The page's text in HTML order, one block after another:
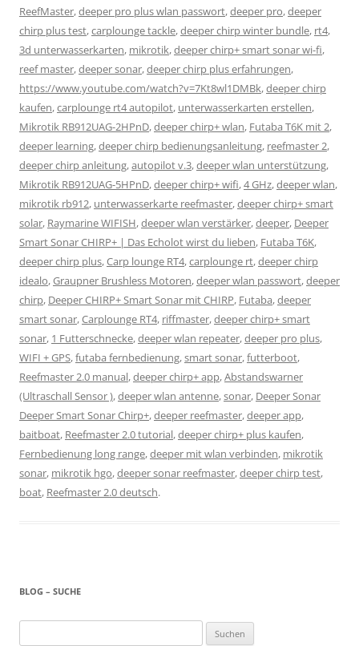
ReefMaster,deeper pro plus wlan passwort,deeper pro,deeper
chirp plus test,carplounge tackle,deeper chirp winter bundle, rt4,
3d unterwasserkarten, mikrotik,deeper chirp+ smart sonar wi-fi,
reef master,deeper sonar,deeper chirp plus erfahrungen,
https://www.youtube.com/watch?v=7Kt8wl1DMBk,deeper chirp
kaufen,carplounge rt4 autopilot, unterwasserkarten erstellen,
Mikrotik RB912UAG-2HPnD,deeper chirp+ wlan, Futaba T6K mit 2,
deeper learning,deeper chirp bedienungsanleitung, reefmaster 2,
deeper chirp anleitung,autopilot v.3,deeper wlan unterstützung,
Mikrotik RB912UAG-5HPnD,deeper chirp+ wifi,4 GHz,deeper wlan,
mikrotik rb912, unterwasserkarte reefmaster,deeper chirp+ smart
solar, Raymarine WIFISH,deeper wlan verstärker,deeper, Deeper
Smart Sonar CHIRP+ | Das Echolot wirst du lieben, Futaba T6K,
deeper chirp plus,Carp lounge RT4,carplounge rt,deeper chirp
idealo,Graupner Brushless Motoren,deeper wlan passwort,deeper
chirp, Deeper CHIRP+ Smart Sonar mit CHIRP, Futaba,deeper
smart sonar,Carplounge RT4, riffmaster,deeper chirp+ smart
sonar, 1 Futterschnecke,deeper wlan repeater,deeper pro plus,
WIFI + GPS,futaba fernbedienung,smart sonar,futterboot,
Reefmaster 2.0 manual,deeper chirp+ app,Abstandswarner
(Ultraschall Sensor ),deeper wlan antenne,sonar, Deeper Sonar
Deeper Smart Sonar Chirp+,deeper reefmaster,deeper app,
baitboat, Reefmaster 2.0 tutorial,deeper chirp+ plus kaufen,
Fernbedienung long range,deeper mit wlan verbinden, mikrotik
sonar, mikrotik hgo,deeper sonar reefmaster,deeper chirp test,
boat, Reefmaster 2.0 deutsch.
BLOG – SUCHE